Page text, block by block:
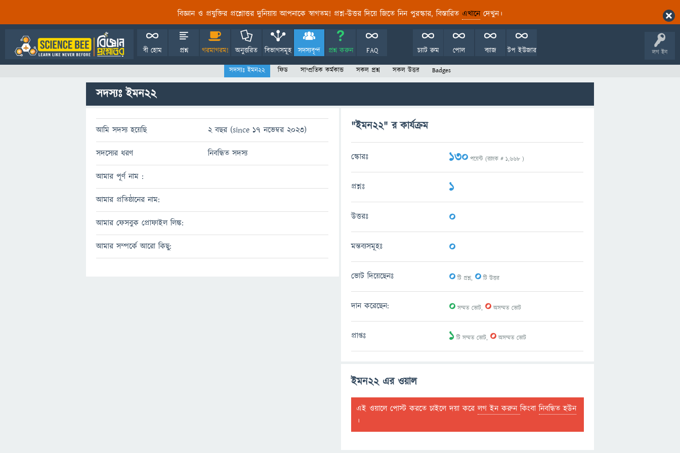
বিজ্ঞান ও প্রযুক্তির প্রশ্নোত্তর দুনিয়ায় আপনাকে স্বাগতম! প্রশ্ন-উত্তর দিয়ে জিতে নিন পুরস্কার, বিস্তারিত এখানেদেখুন।
লগ ইন
বী হোম প্রশ্ন গরমাগরম! অনুত্তরিত বিভাগসমূহ সদস্যবৃন্দ প্রশ্ন করুন FAQ টপ ইউজার
ব্যাজ
পোল
চ্যাট রুম
সদস্যঃ ইমন22 ফিড সাম্প্রতিক কর্মকান্ড সকল প্রশ্ন সকল উত্তর Badges
সদস্যঃ ইমন22
আমি সদস্য হয়েছি 2 বছর (since 17 নভেম্বর 2023)
সদস্যের ধরণ নিবন্ধিত সদস্য
আমার পূর্ণ নাম :
আমার প্রতিষ্ঠানের নাম:
আমার ফেসবুক প্রোফাইল লিঙ্ক:
আমার সম্পর্কে আরো কিছু:
"ইমন22" র কার্যক্রম
স্কোরঃ 130 পয়েন্ট (র‌্যাংক #1,668 )
প্রশ্নঃ 1
উত্তরঃ 0
মন্তব্যসমূহঃ 0
ভোট দিয়েছেনঃ 0টি প্রশ্ন, 0টি উত্তর
দান করেছেন: 0সম্মত ভোট, 0অসম্মত ভোট
প্রাপ্তঃ 1টি সম্মত ভোট, 0অসম্মত ভোট
ইমন22 এর ওয়াল
এই ওয়ালে পোস্ট করতে চাইলে দয়া করেলগ ইন করুনকিংবানিবন্ধিত হউন
।